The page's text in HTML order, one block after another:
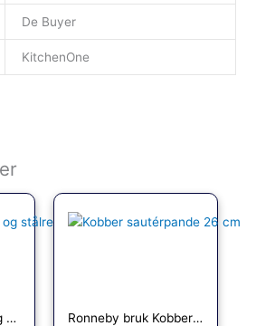
De Buyer
KitchenOne
Scanpan Kobber- og stålrens 120 ml Ronneby bruk Kobber sautérpande 26 cm